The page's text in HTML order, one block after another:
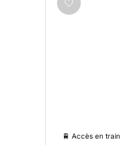
🚆 Accès en train